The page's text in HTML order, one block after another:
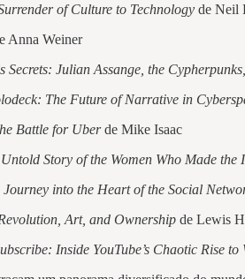
of Culture to Technology de Neil
Anna Weiner
Secrets: Julian Assange, the
The Future of Narrative in
Battle for Uberde Mike Isaac
Story of the Women Who Made the
into the Heart of the Social
Art, and Ownership de Lewis
Inside YouTube’s Chaotic Rise